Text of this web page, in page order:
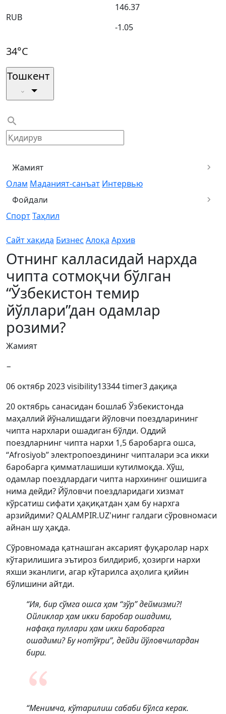
RUB
146.37
-1.05
34°C
Тошкент
Жамият
Олам Маданият-санъат Интервью
Фойдали
СпортТаҳлил
Сайт хақида Бизнес Алоқа Архив
Отнинг калласидай нархда
чипта сотмоқчи бўлган
“Ўзбекистон темир
йўллари”дан одамлар
розими?
Жамият
−
06 октябр 2023visibility13344timer3 дақиқа
20 октябрь санасидан бошлаб Ўзбекистонда
маҳаллий йўналишдаги йўловчи поездларининг
чипта нархлари ошадиган бўлди. Оддий
поездларнинг чипта нархи 1,5 баробарга ошса,
“Afrosiyob” электропоездининг чипталари эса икки
баробарга қимматлашиши кутилмоқда. Хўш,
одамлар поездлардаги чипта нархининг ошишига
нима дейди? Йўловчи поездларидаги хизмат
кўрсатиш сифати ҳақиқатдан ҳам бу нархга
арзийдими? QALAMPIR.UZ'нинг галдаги сўровномаси
айнан шу ҳақда.
Сўровномада қатнашган аксарият фуқаролар нарх
кўтарилишига эътироз билдириб, ҳозирги нархи
яхши эканлиги, агар кўтарилса аҳолига қийин
бўлишини айтди.
“Ия, бир сўмга ошса ҳам “зўр” деймизми?!
Ойликлар ҳам икки баробар ошадими,
нафақа пуллари ҳам икки баробарга
ошадими? Бу нотўғри”, дейди йўловчилардан
бири.
“Менимча, кўтарилиш сабаби бўлса керак.